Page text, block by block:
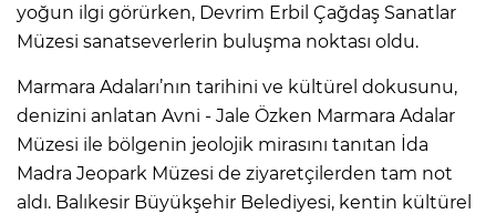
yoğun ilgi görürken, Devrim Erbil Çağdaş Sanatlar
Müzesi sanatseverlerin buluşma noktası oldu.
Marmara Adaları’nın tarihini ve kültürel dokusunu,
denizini anlatan Avni - Jale Özken Marmara Adalar
Müzesi ile bölgenin jeolojik mirasını tanıtan İda
Madra Jeopark Müzesi de ziyaretçilerden tam not
aldı. Balıkesir Büyükşehir Belediyesi, kentin kültürel